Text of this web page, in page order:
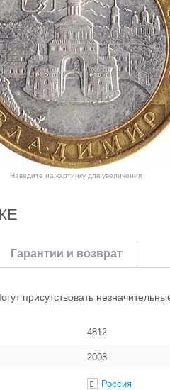
Наведите на картинку для увеличения
Гарантии и возврат
присутствовать
4812
2008
Россия